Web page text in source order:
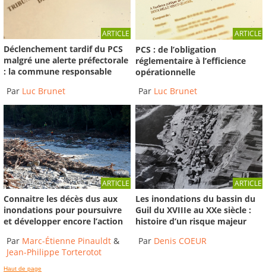
ARTICLE
Déclenchement tardif du PCS
malgré une alerte préfectorale
: la commune responsable
Par Luc Brunet
ARTICLE
PCS : de l’obligation
réglementaire à l’efficience
opérationnelle
Par Luc Brunet
ARTICLE
Connaitre les décès dus aux
inondations pour poursuivre
et développer encore l’action
Par Marc-Étienne Pinauldt &
Jean-Philippe Torterotot
ARTICLE
Les inondations du bassin du
Guil du XVIIIe au XXe siècle :
histoire d’un risque majeur
Par Denis COEUR
Haut de page